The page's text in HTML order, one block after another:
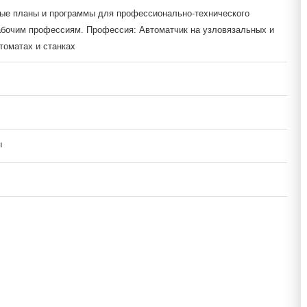
планы и программы для профессионально-технического
профессиям. Профессия: Автоматчик на узловязальных и
и станках